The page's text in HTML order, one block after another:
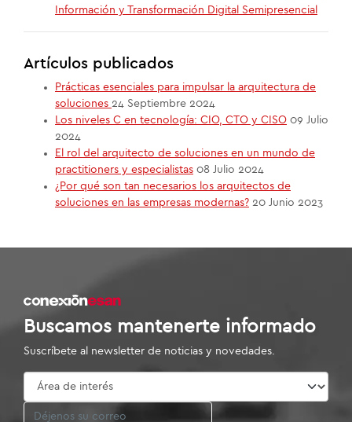
Información y Transformación Digital Semipresencial
Artículos publicados
Prácticas esenciales para impulsar la arquitectura de
soluciones 24 Septiembre 2024
Los niveles C en tecnología: CIO, CTO y CISO 09 Julio
2024
El rol del arquitecto de soluciones en un mundo de
practitioners y especialistas 08 Julio 2024
¿Por qué son tan necesarios los arquitectos de
soluciones en las empresas modernas? 20 Junio 2023
Buscamos mantenerte informado
Suscríbete al newsletter de noticias y novedades.